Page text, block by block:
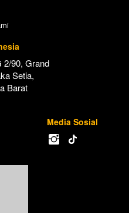
2/90, Grand
Setia,
Barat
Media Sosial